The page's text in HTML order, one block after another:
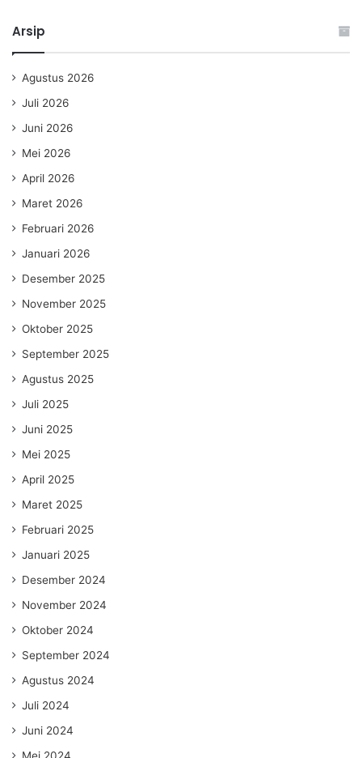
Arsip
Agustus 2026
Juli 2026
Juni 2026
Mei 2026
April 2026
Maret 2026
Februari 2026
Januari 2026
Desember 2025
November 2025
Oktober 2025
September 2025
Agustus 2025
Juli 2025
Juni 2025
Mei 2025
April 2025
Maret 2025
Februari 2025
Januari 2025
Desember 2024
November 2024
Oktober 2024
September 2024
Agustus 2024
Juli 2024
Juni 2024